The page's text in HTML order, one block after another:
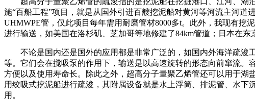
施“百船工程”项目，就是从国外引进百艘挖泥船对黄河等河流主河道
UHMWPE管，仅此项目每年需用耐磨管材8000多t。此外，我现有挖
进行输送，如美国在洛杉矶、芝加哥等地修建了84km管道；日本在东
不论是国内还是国外的应用都是非常广泛的，如国内外海洋疏浚
等。它们会在搅吸泵的作用下，输送是以高速旋转的形态向前窜流
方便以及使用寿命长。除此之外，超高分子量聚乙烯管还可以用于
用绞吸式挖泥船进行疏浚，其附属设备就是水上浮筒、排泥管、水
用。